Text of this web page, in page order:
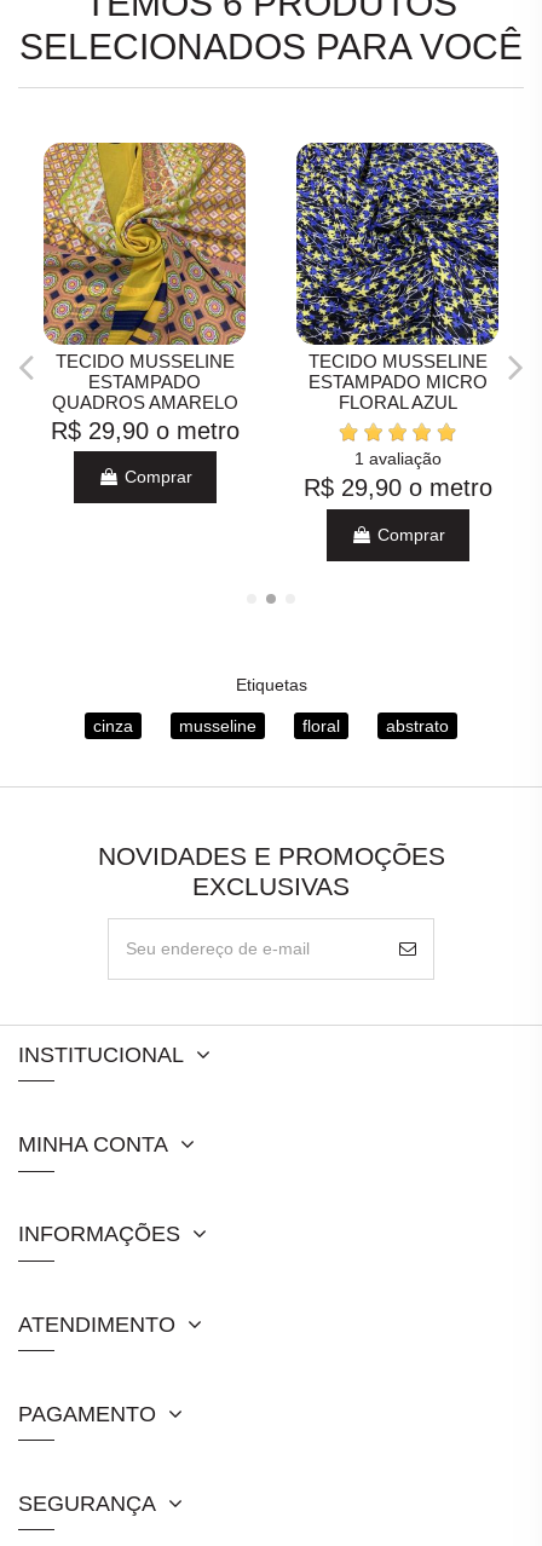
SELECIONADOS PARA VOCÊ
TECIDO MUSSELINE
ESTAMPADO
QUADROS AMARELO
R$ 29,90 o metro
Comprar
TECIDO MUSSELINE
ESTAMPADO MICRO
FLORAL AZUL
1 avaliação
R$ 29,90 o metro
Comprar
Etiquetas
cinza musseline floral abstrato
NOVIDADES E PROMOÇÕES
EXCLUSIVAS
INSTITUCIONAL
MINHA CONTA
INFORMAÇÕES
ATENDIMENTO
PAGAMENTO
SEGURANÇA